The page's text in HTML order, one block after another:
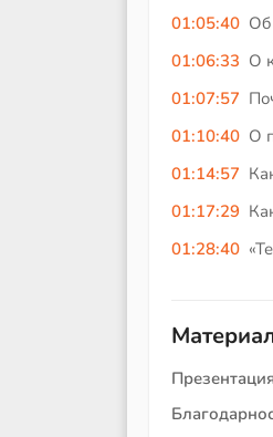
01:05:40 Об
01:06:33 О
01:07:57
01:10:40 О
01:14:57
01:17:29
01:28:40